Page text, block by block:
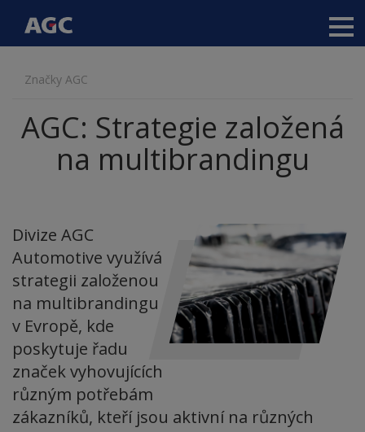
obsahu
Značky AGC
AGC: Strategie založená
na multibrandingu
Divize AGC
Automotive využívá
strategii založenou
na multibrandingu
v Evropě, kde
poskytuje řadu
značek vyhovujících
různým potřebám
zákazníků, kteří jsou aktivní na různých